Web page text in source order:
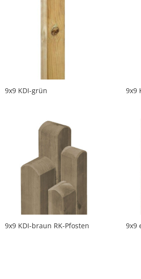
9x9 KDI-grün 9x9
9x9 KDI-braun RK-Pfosten 9x9